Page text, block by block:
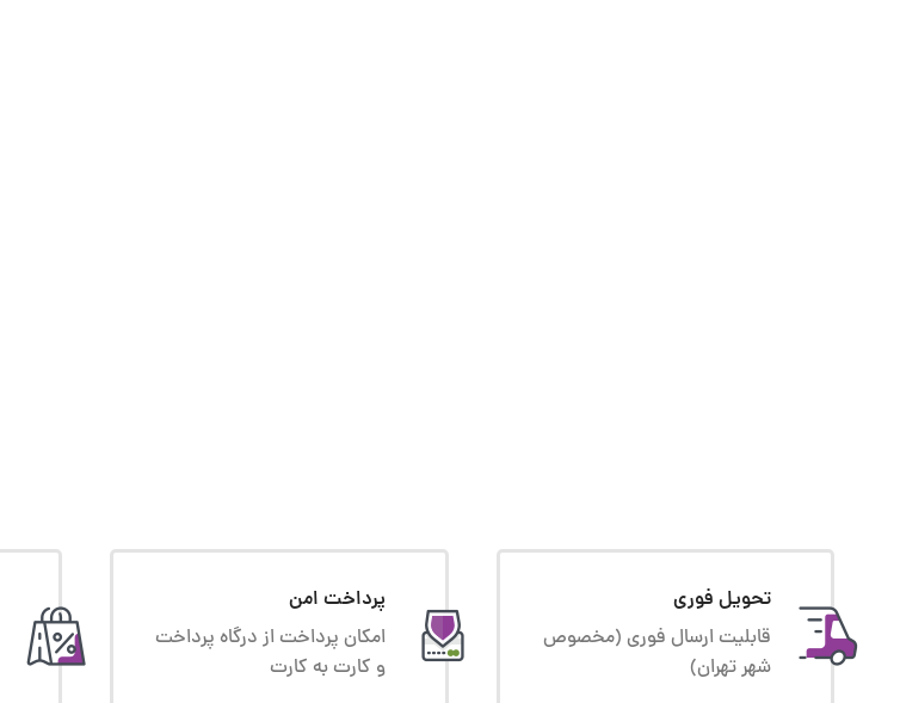
تحویل فوری
قابلیت ارسال فوری (مخصوص
شهر تهران)
پرداخت امن
امکان پرداخت از درگاه پرداخت
و کارت به کارت